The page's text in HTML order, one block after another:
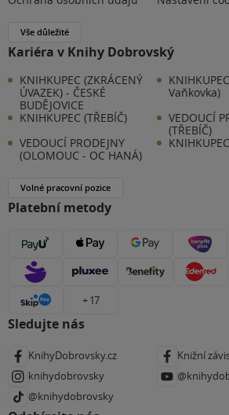
Vše důležité
Kariéra v Knihy Dobrovský
KNIHKUPEC (ZKRÁCENÝ
ÚVAZEK) - ČESKÉ
BUDĚJOVICE
Vaňkovka)
KNIHKUPEC (TŘEBÍČ)
VEDOUCÍ
(TŘEBÍČ)
VEDOUCÍ PRODEJNY
(OLOMOUC - OC HANÁ)
Volné pracovní pozice
Platební metody
+ 17
Sledujte nás
KnihyDobrovsky.cz
Knižní
knihydobrovsky
@knihydobrovsky